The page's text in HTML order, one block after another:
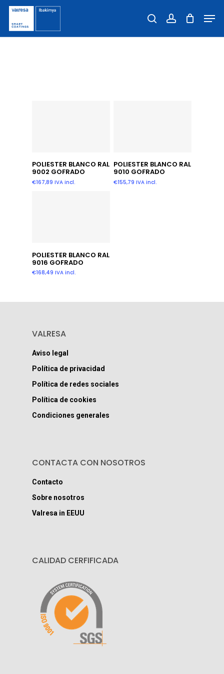
Skip
main
content
searchaccountClose
Añadir Al Carrito
POLIESTER BLANCO RAL
9002 GOFRADO
€167,89 IVA incl.
Añadir Al Carrito
POLIESTER BLANCO RAL
9010 GOFRADO
€155,79 IVA incl.
Añadir Al Carrito
POLIESTER BLANCO RAL
9016 GOFRADO
€168,49 IVA incl.
VALRESA
Aviso legal
Política de privacidad
Política de redes sociales
Política de cookies
Condiciones generales
CONTACTA CON NOSOTROS
Contacto
Sobre nosotros
Valresa in EEUU
CALIDAD CERFIFICADA